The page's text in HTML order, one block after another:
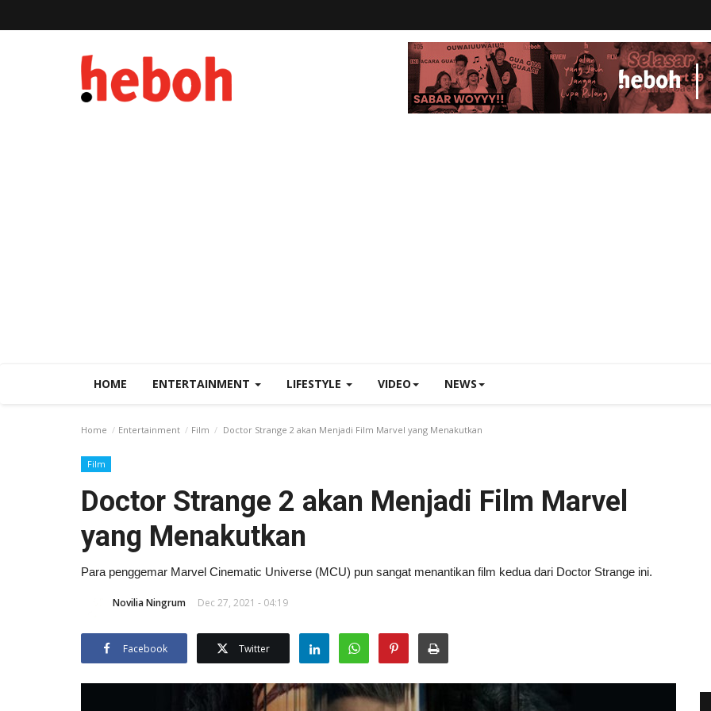
HOME ENTERTAINMENT LIFESTYLE VIDEO NEWS
Home Entertainment Film Doctor Strange 2 akan Menjadi Film Marvel yang Menakutkan
Film
Doctor Strange 2 akan Menjadi Film Marvel
yang Menakutkan
Para penggemar Marvel Cinematic Universe (MCU) pun sangat menantikan film kedua dari Doctor Strange ini.
Novilia Ningrum Dec 27, 2021 - 04:19
Facebook Twitter